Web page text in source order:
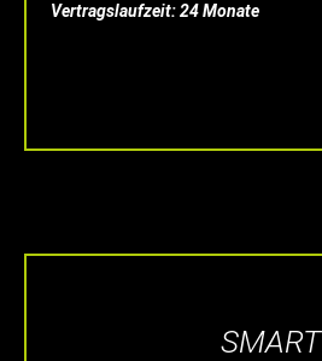
Vertragslaufzeit: 24 Monate
SMART